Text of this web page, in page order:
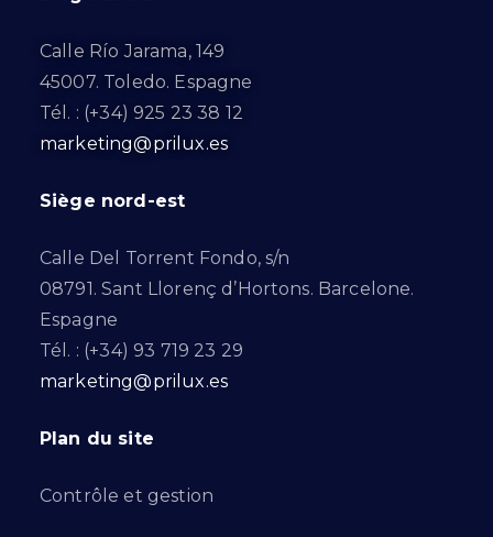
Calle Río Jarama, 149
45007. Toledo. Espagne
Tél. : (+34) 925 23 38 12
marketing@prilux.es
Siège nord-est
Calle Del Torrent Fondo, s/n
08791. Sant Llorenç d’Hortons. Barcelone.
Espagne
Tél. : (+34) 93 719 23 29
marketing@prilux.es
Plan du site
Contrôle et gestion